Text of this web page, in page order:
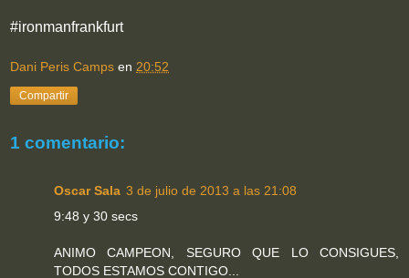
#ironmanfrankfurt
Dani Peris Camps en 20:52
Compartir
1 comentario:
Oscar Sala 3 de julio de 2013 a las 21:08
9:48 y 30 secs
ANIMO CAMPEON, SEGURO QUE LO CONSIGUES,
TODOS ESTAMOS CONTIGO...